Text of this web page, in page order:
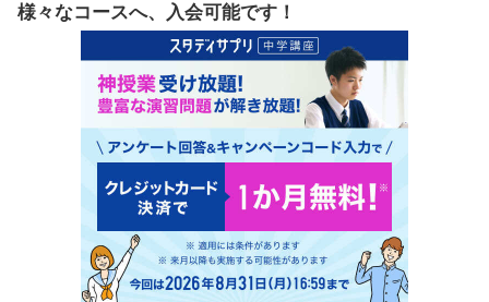
様々なコースへ、入会可能です！